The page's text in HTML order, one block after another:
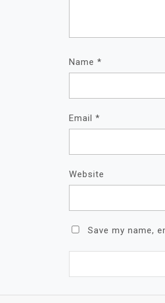
Name *
Email *
Website
Save my name,